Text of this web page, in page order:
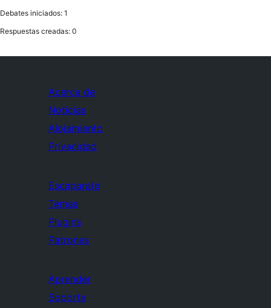
Debates iniciados: 1
Respuestas creadas: 0
Acerca de
Noticias
Alojamiento
Privacidad
Escaparate
Temas
Plugins
Patrones
Aprender
Soporte